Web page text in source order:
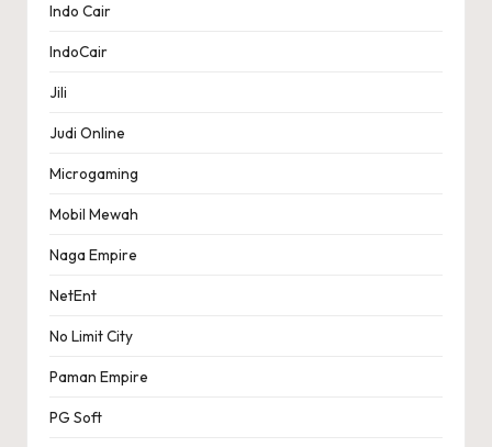
Indo Cair
IndoCair
Jili
Judi Online
Microgaming
Mobil Mewah
Naga Empire
NetEnt
No Limit City
Paman Empire
PG Soft